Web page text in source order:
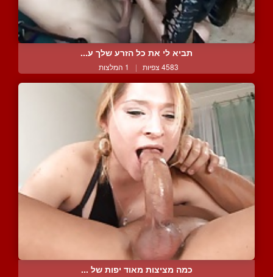
תביא לי את כל הזרע שלך ע...
4583 צפיות | 1 המלצות
כמה מציצות מאוד יפות של ...